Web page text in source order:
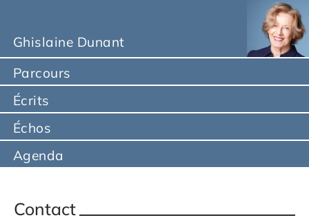
Ghislaine Dunant
Parcours
Écrits
Échos
Agenda
Contact